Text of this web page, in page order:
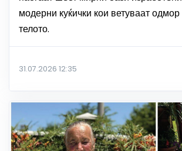
модерни куќички кои ветуваат
телото.
31.07.2026 12:35